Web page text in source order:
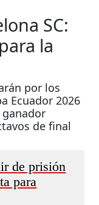
SC:
la
por los
Ecuador 2026
de final
de prisión
para